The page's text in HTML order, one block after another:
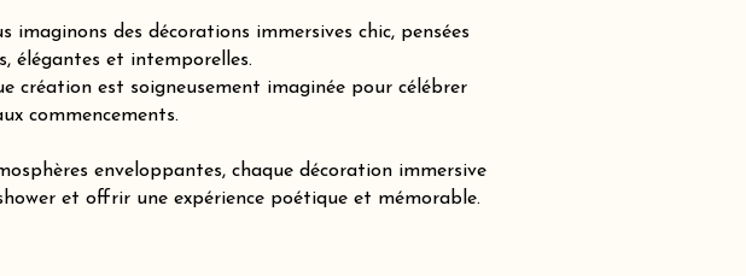
imaginons des décorations immersives chic, pensées
élégantes et intemporelles.
création est soigneusement imaginée pour célébrer
commencements.
enveloppantes, chaque décoration immersive
et offrir une expérience poétique et mémorable.